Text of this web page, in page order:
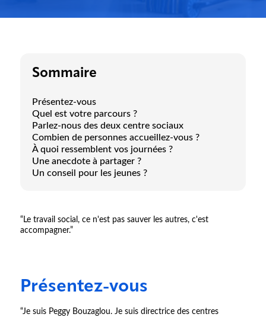
Sommaire
Présentez-vous
Quel est votre parcours ?
Parlez-nous des deux centre sociaux
Combien de personnes accueillez-vous ?
À quoi ressemblent vos journées ?
Une anecdote à partager ?
Un conseil pour les jeunes ?
“Le travail social, ce n'est pas sauver les autres, c'est
accompagner.”
Présentez-vous
“Je suis Peggy Bouzaglou. Je suis directrice des centres